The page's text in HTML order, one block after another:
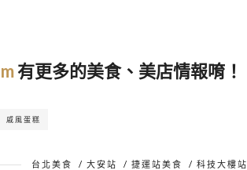
有更多的美食、美店情報唷！
戚風蛋糕
台北美食 /大安站 /捷運站美食 /科技大樓站